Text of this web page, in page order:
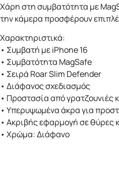
Χάρη στη συμβατότητα με
την κάμερα προσφέρουν
Χαρακτηριστικά:
• Συμβατή με iPhone 16
• Συμβατότητα MagSafe
• Σειρά Roar Slim Defender
• Διάφανος σχεδιασμός
• Προστασία από γρατζουνιές
• Υπερυψωμένα άκρα για
• Ακριβής εφαρμογή σε θύρες
• Χρώμα: Διάφανο